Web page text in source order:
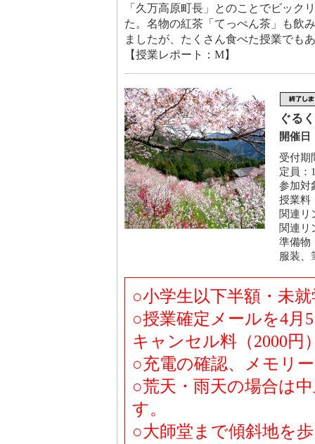
「久万高原町長」とのことでビック
た。名物の紅茶「てっぺん茶」も飲
ましたが、たくさん食べた授業でも
【授業レポート：M】
ぐる
開催日
受付
定員：
参加対
授業料
関連リ
関連リ
準備物
服装、
○小学生以下半額・未
○授業確定メールを4月
キャンセル料（2000
○充電の確認、メモリ
○荒天・雨天の場合は
す。
○大師堂まで傾斜地を